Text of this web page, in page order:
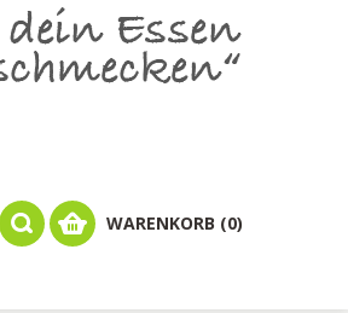
WARENKORB (0)